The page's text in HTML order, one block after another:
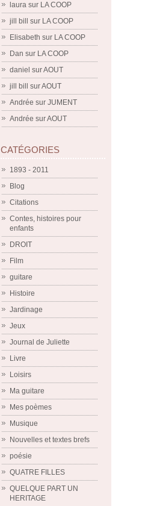
laura sur LA COOP
jill bill
sur LA COOP
Elisabeth sur LA COOP
Dan sur LA COOP
daniel surAOUT
jill bill
surAOUT
Andrée sur JUMENT
Andrée surAOUT
CATÉGORIES
1893 - 2011
Blog
Citations
Contes, histoires pour
enfants
DROIT
Film
guitare
Histoire
Jardinage
Jeux
Journal de Juliette
Livre
Loisirs
Ma guitare
Mes poèmes
Musique
Nouvelles et textes brefs
poésie
QUATRE FILLES
QUELQUE PART UN
HERITAGE